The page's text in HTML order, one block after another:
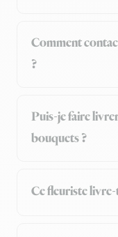
Comment
?
Puis-je faire
bouquets ?
Ce fleuriste